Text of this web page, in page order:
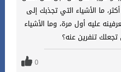
ما الأشياء التي تجذبك إلى
عليه أول مرة، وما الأشياء
تجعلك تنفرين عنه؟
0